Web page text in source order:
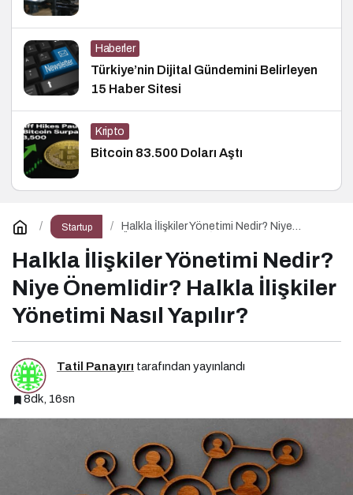
Haberler
Türkiye’nin Dijital Gündemini Belirleyen
15 Haber Sitesi
Kripto
Bitcoin 83.500 Doları Aştı
Startup
Halkla İlişkiler Yönetimi Nedir? Niye
Yapılır?
Halkla İlişkiler Yönetimi Nedir?
Niye Önemlidir? Halkla İlişkiler
Yönetimi Nasıl Yapılır?
Tatil Panayırı tarafından yayınlandı
8dk, 16sn